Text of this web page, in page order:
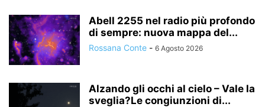
Abell 2255 nel radio più profondo
di sempre: nuova mappa del...
Rossana Conte - 6 Agosto 2026
Alzando gli occhi al cielo – Vale la
sveglia?Le congiunzioni di...